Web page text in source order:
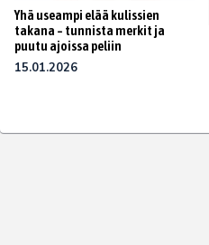
Yhä useampi elää kulissien
takana – tunnista merkit ja
puutu ajoissa peliin
15.01.2026